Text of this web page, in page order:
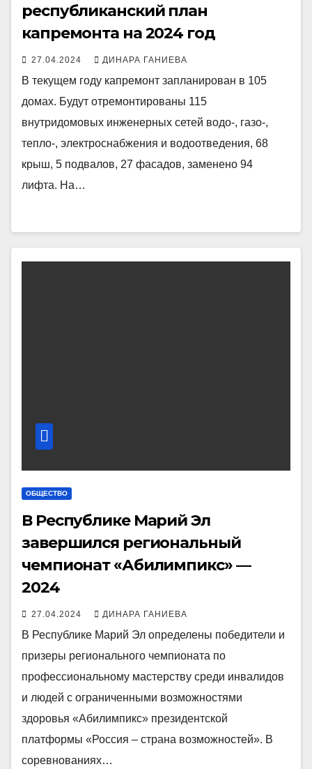
республиканский план
капремонта на 2024 год
27.04.2024 ДИНАРА ГАНИЕВА
В текущем году капремонт запланирован в 105
домах. Будут отремонтированы 115
внутридомовых инженерных сетей водо-, газо-,
тепло-, электроснабжения и водоотведения, 68
крыш, 5 подвалов, 27 фасадов, заменено 94
лифта. На…
ОБЩЕСТВО
В Республике Марий Эл
завершился региональный
чемпионат «Абилимпикс» —
2024
27.04.2024 ДИНАРА ГАНИЕВА
В Республике Марий Эл определены победители и
призеры регионального чемпионата по
профессиональному мастерству среди инвалидов
и людей с ограниченными возможностями
здоровья «Абилимпикс» президентской
платформы «Россия – страна возможностей». В
соревнованиях…